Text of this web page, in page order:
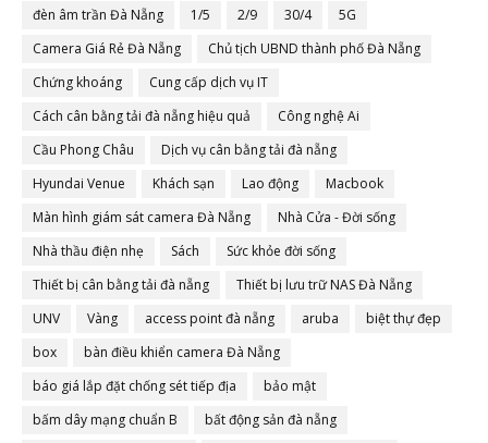
đèn âm trần Đà Nẵng
1/5 2/9 30/4
5G
Camera Giá Rẻ Đà Nẵng
Chủ tịch UBND thành phố Đà Nẵng
Chứng khoáng
Cung cấp dịch vụ IT
Cách cân bằng tải đà nẵng hiệu quả
Công nghệ Ai
Cầu Phong Châu
Dịch vụ cân bằng tải đà nẵng
Hyundai Venue
Khách sạn Lao động
Macbook
Màn hình giám sát camera Đà Nẵng
Nhà Cửa - Đời sống
Nhà thầu điện nhẹ
Sách
Sức khỏe đời sống
Thiết bị cân bằng tải đà nẵng
Thiết bị lưu trữ NAS Đà Nẵng
UNV
Vàng access point đà nẵng aruba
biệt thự đẹp
box
bàn điều khiển camera Đà Nẵng
báo giá lắp đặt chống sét tiếp địa
bảo mật
bấm dây mạng chuẩn B
bất động sản đà nẵng